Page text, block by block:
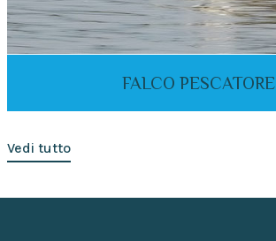
FALCO PESCATORE
Vedi tutto